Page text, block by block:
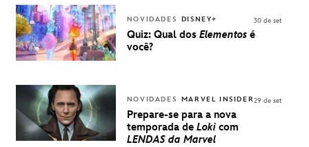
DISNEY
NOVIDADES DISNEY+
Quiz: Qual dos Elementos é
você?
30 de set
NOVIDADES MARVEL INSIDER
Prepare-se para a nova
temporada de Loki com
LENDAS da Marvel
29 de set